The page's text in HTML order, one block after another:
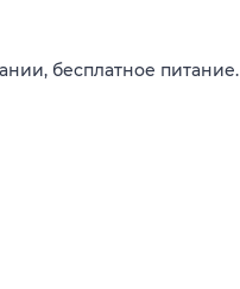
бесплатное питание.